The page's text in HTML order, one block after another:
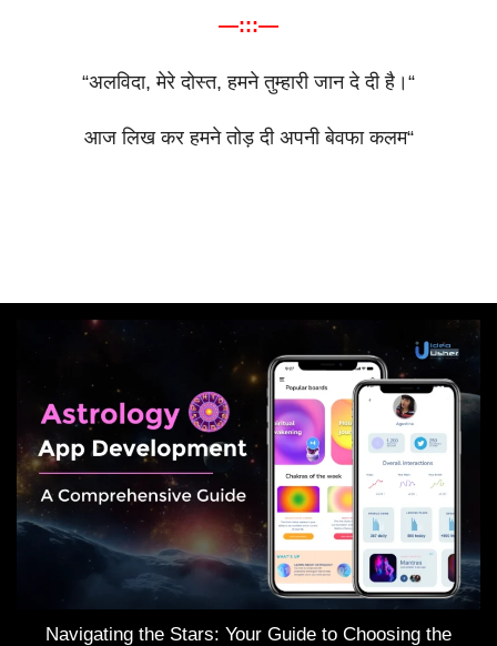
—:::—
“अलविदा,मेरे दोस्त,हमने तुम्हारी जान दे दी है। “
आज लिख कर हमने तोड़ दी अपनी बेवफा कलम“
Navigating the Stars: Your Guide to Choosing the